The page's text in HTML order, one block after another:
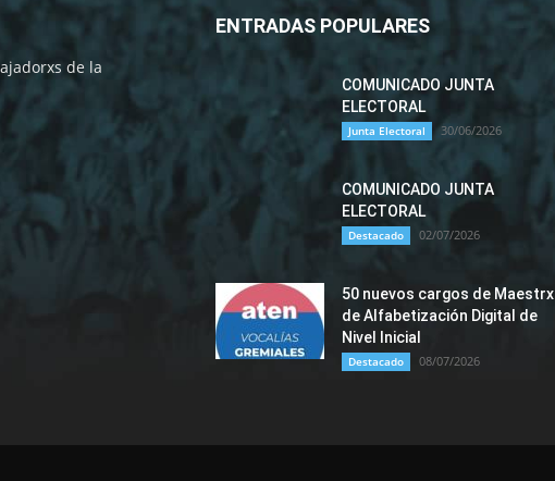
de la
ENTRADAS POPULARES
COMUNICADO JUNTA
ELECTORAL
Junta Electoral 30/06/2026
COMUNICADO JUNTA
ELECTORAL
Destacado 02/07/2026
50 nuevos cargos de Maestrx
de Alfabetización Digital de
Nivel Inicial
Destacado 08/07/2026